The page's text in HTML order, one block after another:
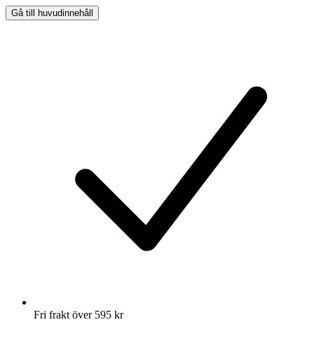
Gå till huvudinnehåll
Fri frakt över 595 kr